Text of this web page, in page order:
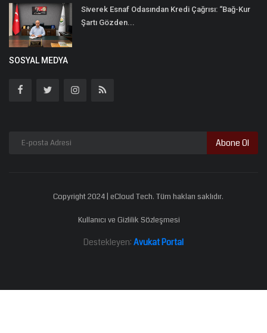
Siverek Esnaf Odasından Kredi Çağrısı: “Bağ-Kur
Şartı Gözden...
SOSYAL MEDYA
Abone Ol
Copyright 2024 | eCloud Tech. Tüm hakları saklıdır.
Kullanıcı ve Gizlilik Sözleşmesi
Destekleyen: Avukat Portal